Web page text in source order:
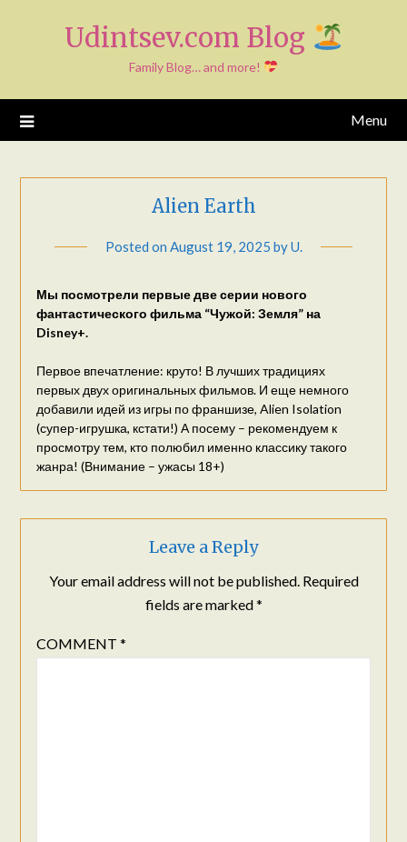
Udintsev.com Blog
Family Blog… and more!
Menu
Alien Earth
Posted on August 19, 2025 byU.
Мы посмотрели первые две серии нового
фантастического фильма “Чужой: Земля” на
Disney+.
Первое впечатление: круто! В лучших традициях
первых двух оригинальных фильмов. И еще немного
добавили идей из игры по франшизе, Alien Isolation
(супер-игрушка, кстати!) А посему – рекомендуем к
просмотру тем, кто полюбил именно классику такого
жанра! (Внимание – ужасы 18+)
Leave a Reply
Your email address will not be published. Required
fields are marked*
COMMENT *